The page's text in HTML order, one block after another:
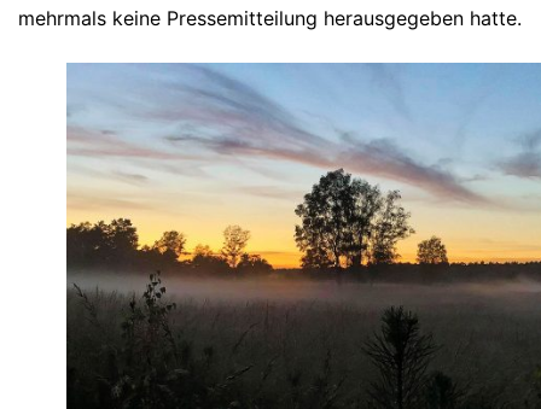
mehrmals keine Pressemitteilung herausgegeben hatte.